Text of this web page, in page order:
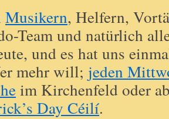
Musikern, Helfern,
Team und natürlich
und es hat uns
mehr will; jeden
im Kirchenfeld oder
Day Céilí.